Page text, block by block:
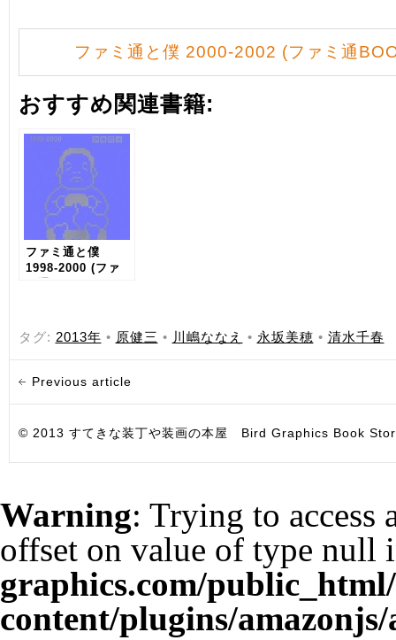
ファミ通と僕 2000-2002 (ファミ通
おすすめ関連書籍:
ファミ通と僕
1998-2000 (ファ
タグ: 2013年 • 原健三 • 川嶋ななえ • 永坂美穂 • 清水千春
Previous article
© 2013 すてきな装丁や装画の本屋 Bird Graphics Book
Warning: Trying to access
offset on value of type null
graphics.com/
content/plugins/